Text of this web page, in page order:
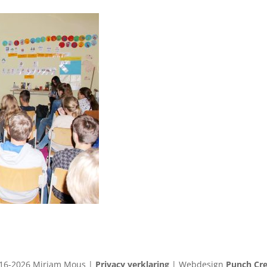
2026 Mirjam Mous | Privacy verklaring| Webdesign Punch